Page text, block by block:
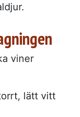
viner
lätt vitt